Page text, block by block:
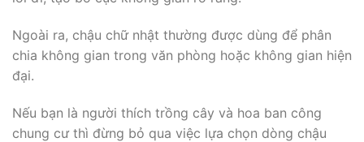
Ngoài ra, chậu chữ nhật thường được dùng để phân
chia không gian trong văn phòng hoặc không gian hiện
đại.
Nếu bạn là người thích trồng cây và hoa ban công
chung cư thì đừng bỏ qua việc lựa chọn dòng chậu